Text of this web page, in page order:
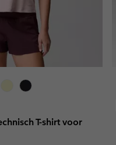
T-shirt voor